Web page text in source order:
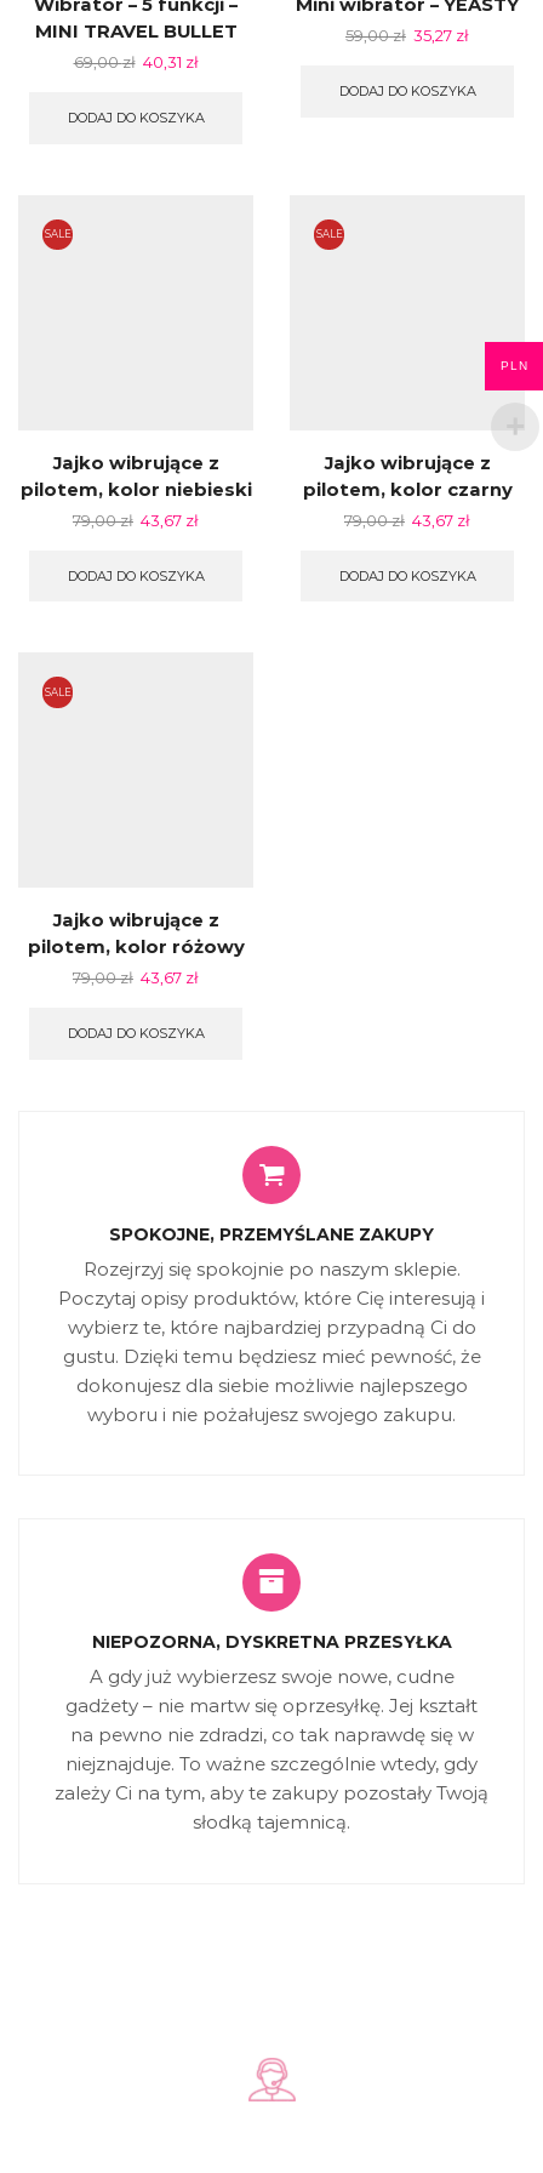
Wibrator – 5 funkcji –
MINI TRAVEL BULLET
69,00zł 40,31 zł
DODAJ DO KOSZYKA
Mini wibrator – YEASTY
59,00zł 35,27 zł
DODAJ DO KOSZYKA
SALE
Jajko wibrujące z
pilotem, kolor niebieski
79,00zł 43,67 zł
DODAJ DO KOSZYKA
SALE
Jajko wibrujące z
pilotem, kolor czarny
79,00zł 43,67 zł
DODAJ DO KOSZYKA
SALE
Jajko wibrujące z
pilotem, kolor różowy
79,00zł 43,67 zł
DODAJ DO KOSZYKA
SPOKOJNE, PRZEMYŚLANE ZAKUPY
Rozejrzyj się spokojnie po naszym sklepie.
Poczytaj opisy produktów, które Cię interesują i
wybierz te, które najbardziej przypadną Ci do
gustu. Dzięki temu będziesz mieć pewność, że
dokonujesz dla siebie możliwie najlepszego
wyboru i nie pożałujesz swojego zakupu.
NIEPOZORNA, DYSKRETNA PRZESYŁKA
A gdy już wybierzesz swoje nowe, cudne
gadżety – nie martw się oprzesyłkę. Jej kształt
na pewno nie zdradzi, co tak naprawdę się w
niejznajduje. To ważne szczególnie wtedy, gdy
zależy Ci na tym, aby te zakupy pozostały Twoją
słodką tajemnicą.
PLN